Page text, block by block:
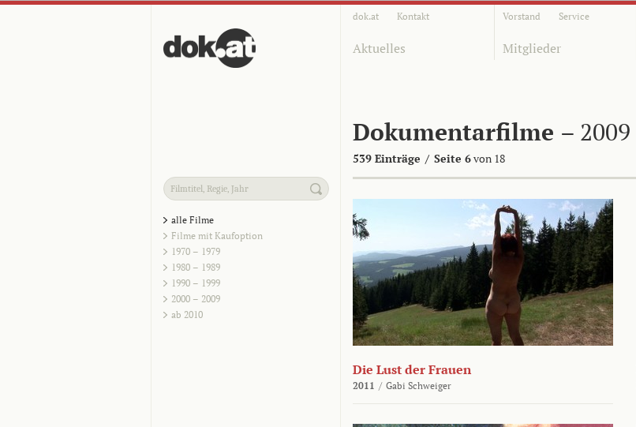
dok.at Kontakt Vorstand Service
Aktuelles Mitglieder
Dokumentarfilme – 2009
539 Einträge / Seite 6von 18
alle Filme
Filme mit Kaufoption
1970 – 1979
1980 – 1989
1990 – 1999
2000 – 2009
ab 2010
Die Lust der Frauen
2011 / Gabi Schweiger